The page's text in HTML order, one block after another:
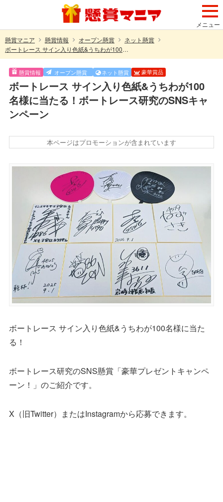
メニュー
懸賞マニア
懸賞情報 オープン懸賞
ネット懸賞
ボートレース サイン入り色紙&うちわが100名様に当たる！ボートレース研究のSNSキャンペーン
懸賞情報 オープン懸賞 ネット懸賞 豪華賞品
ボートレース サイン入り色紙&うちわが100
名様に当たる！ボートレース研究のSNSキャ
ンペーン
本ページはプロモーションが含まれています
ボートレース サイン入り色紙&うちわが100名様に当た
る！
ボートレース研究のSNS懸賞「豪華プレゼントキャンペ
ーン！」のご紹介です。
X（旧Twitter）またはInstagramから応募できます。